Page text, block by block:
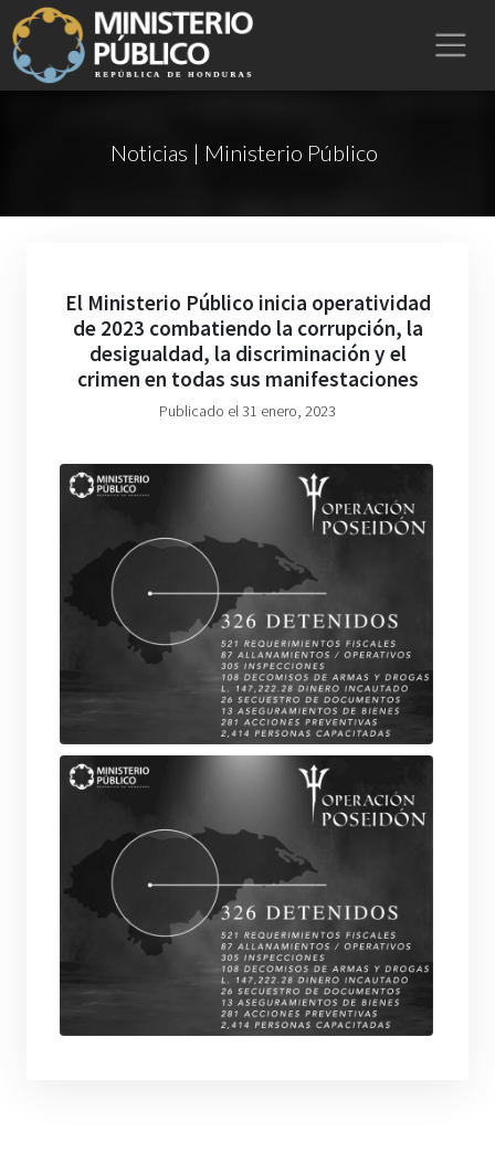
Noticias | Ministerio Público
El Ministerio Público inicia operatividad
de 2023 combatiendo la corrupción, la
desigualdad, la discriminación y el
crimen en todas sus manifestaciones
Publicado el 31 enero, 2023